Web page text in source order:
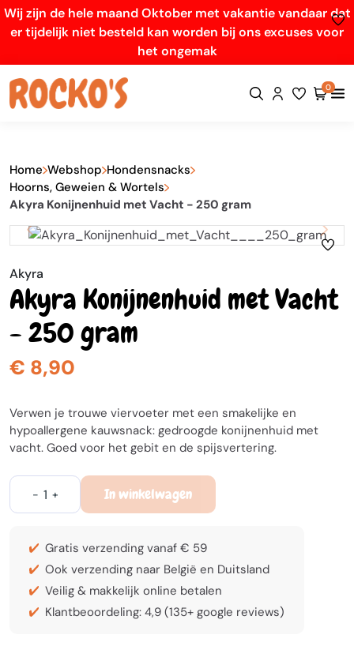
Wij zijn de hele maand Oktober met vakantie vandaar dat
er tijdelijk niet besteld kan worden bij ons excuses voor
het ongemak
0
Home Webshop Hondensnacks
Hoorns, Geweien & Wortels
Akyra Konijnenhuid met Vacht - 250 gram
Akyra
Akyra Konijnenhuid met Vacht
- 250 gram
€ 8,90
Verwen je trouwe viervoeter met een smakelijke en
hypoallergene kauwsnack: gedroogde konijnenhuid met
vacht. Goed voor het gebit en de spijsvertering.
- + In winkelwagen
Gratis verzending vanaf € 59
Ook verzending naar België en Duitsland
Veilig & makkelijk online betalen
Klantbeoordeling: 4,9 (135+ google reviews)